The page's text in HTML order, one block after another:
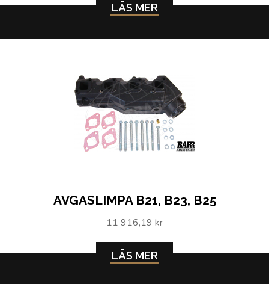
LÄS MER
AVGASLIMPA B21, B23, B25
11 916,19 kr
LÄS MER